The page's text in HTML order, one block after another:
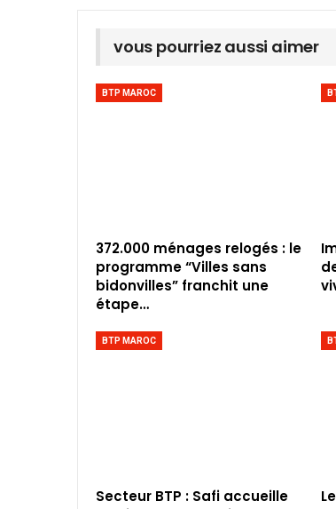
vous pourriez aussi aimer
BTP MAROC
372.000 ménages relogés : le
programme “Villes sans
bidonvilles” franchit une
étape…
BTP MAROC
Secteur BTP : Safi accueille